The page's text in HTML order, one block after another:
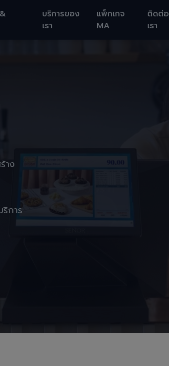
บริการของ
เรา
แพ็กเกจ
MA
ติดต่อ
เรา
าง
การ